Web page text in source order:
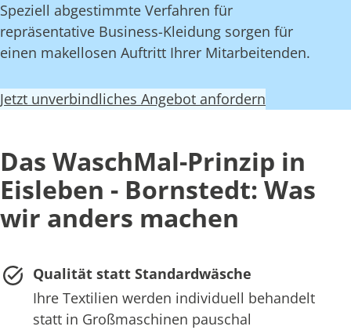
Speziell abgestimmte Verfahren für
repräsentative Business-Kleidung sorgen für
einen makellosen Auftritt Ihrer Mitarbeitenden.
Jetzt unverbindliches Angebot anfordern
Das WaschMal-Prinzip in
Eisleben - Bornstedt: Was
wir anders machen
Qualität statt Standardwäsche
Ihre Textilien werden individuell behandelt
statt in Großmaschinen pauschal